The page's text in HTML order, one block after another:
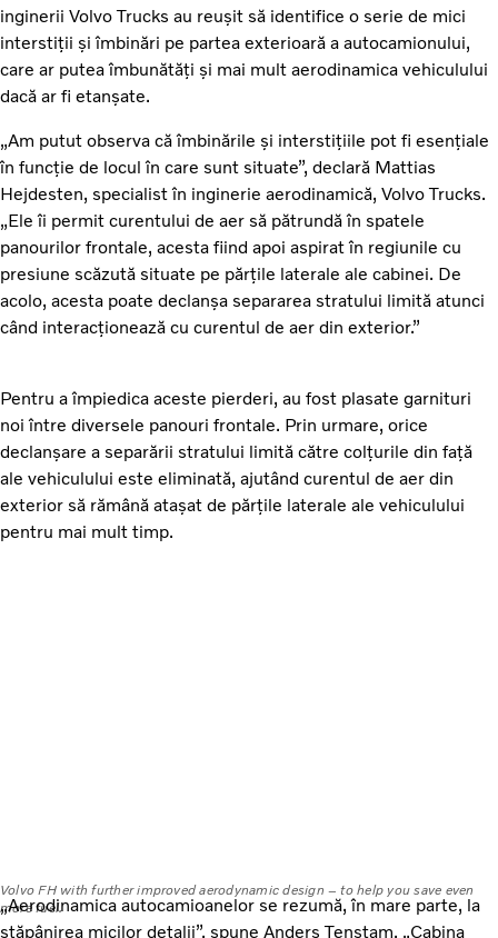
inginerii Volvo Trucks au reușit să identifice o serie de mici
interstiții și îmbinări pe partea exterioară a autocamionului,
care ar putea îmbunătăți și mai mult aerodinamica vehiculului
dacă ar fi etanșate.
„Am putut observa că îmbinările și interstițiile pot fi esențiale
în funcție de locul în care sunt situate”, declară Mattias
Hejdesten, specialist în inginerie aerodinamică, Volvo Trucks.
„Ele îi permit curentului de aer să pătrundă în spatele
panourilor frontale, acesta fiind apoi aspirat în regiunile cu
presiune scăzută situate pe părțile laterale ale cabinei. De
acolo, acesta poate declanșa separarea stratului limită atunci
când interacționează cu curentul de aer din exterior.”
Pentru a împiedica aceste pierderi, au fost plasate garnituri
noi între diversele panouri frontale. Prin urmare, orice
declanșare a separării stratului limită către colțurile din față
ale vehiculului este eliminată, ajutând curentul de aer din
exterior să rămână atașat de părțile laterale ale vehiculului
pentru mai mult timp.
Volvo FH with further improved aerodynamic design – to help you save even
more fuel.
„Aerodinamica autocamioanelor se rezumă, în mare parte, la
stăpânirea micilor detalii”, spune Anders Tenstam. „Cabina